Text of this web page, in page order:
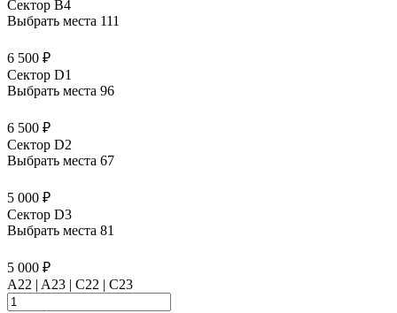
Сектор B4
Выбрать места 111
6 500 ₽
Сектор D1
Выбрать места 96
6 500 ₽
Сектор D2
Выбрать места 67
5 000 ₽
Сектор D3
Выбрать места 81
5 000 ₽
A22 | A23 | C22 | C23